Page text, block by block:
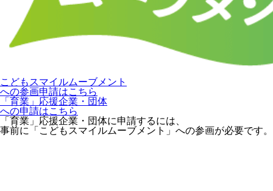
こどもスマイルムーブメント
への参画申請はこちら
「育業」応援企業・団体
への申請はこちら
「育業」応援企業・団体に申請するには、
事前に「こどもスマイルムーブメント」への参画が必要です。